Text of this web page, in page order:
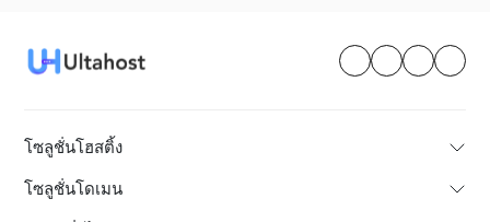
โซลูชั่นโฮสติ้ง
โซลูชั่นโดเมน